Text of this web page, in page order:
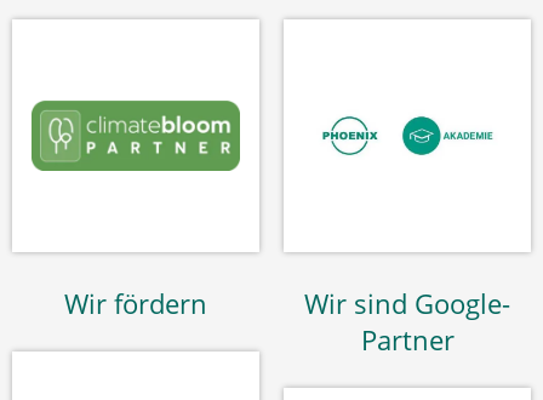
Wir fördern
Wir sind Google-
Partner